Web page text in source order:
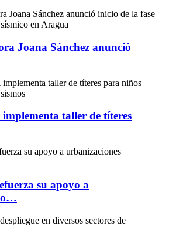
Joana Sánchez anunció
taller de títeres
su apoyo a